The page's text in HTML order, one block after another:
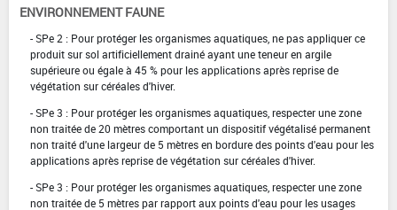
ENVIRONNEMENT FAUNE
- SPe 2 : Pour protéger les organismes aquatiques, ne pas appliquer ce
produit sur sol artificiellement drainé ayant une teneur en argile
supérieure ou égale à 45 % pour les applications après reprise de
végétation sur céréales d'hiver.
- SPe 3 : Pour protéger les organismes aquatiques, respecter une zone
non traitée de 20 mètres comportant un dispositif végétalisé permanent
non traité d'une largeur de 5 mètres en bordure des points d'eau pour les
applications après reprise de végétation sur céréales d'hiver.
- SPe 3 : Pour protéger les organismes aquatiques, respecter une zone
non traitée de 5 mètres par rapport aux points d'eau pour les usages